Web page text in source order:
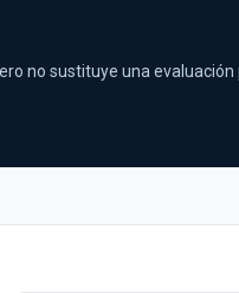
no sustituye una evaluación